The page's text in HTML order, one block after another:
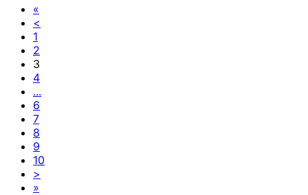
«
<
1
2
3
4
...
6
7
8
9
10
>
»